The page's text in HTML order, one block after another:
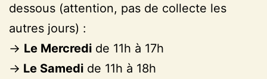
dessous (attention, pas de collecte les
autres jours) :
-> Le Mercredi de 11h à 17h
-> Le Samedi de 11h à 18h